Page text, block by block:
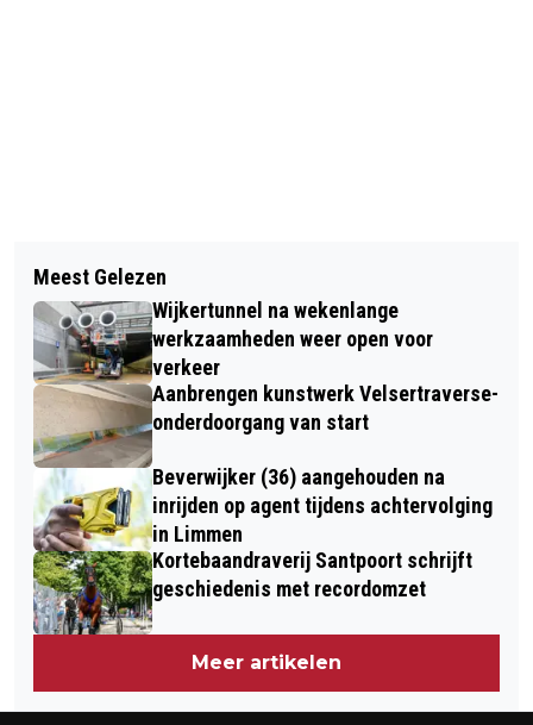
JAARLIJKSE DODENHERDENKING
TATA STEEL
COLLEGE B&W BEVERWIJK BRENGT
WERKBEZOEK AAN JTF-PARTNER
NOVA COLLEGE
Meest Gelezen
Wijkertunnel na wekenlange
werkzaamheden weer open voor
verkeer
Aanbrengen kunstwerk Velsertraverse-
onderdoorgang van start
Beverwijker (36) aangehouden na
inrijden op agent tijdens achtervolging
in Limmen
Kortebaandraverij Santpoort schrijft
geschiedenis met recordomzet
Meer artikelen